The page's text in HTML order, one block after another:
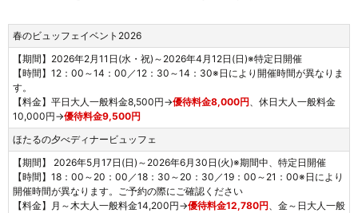
春のビュッフェイベント2026
【期間】2026年2月11日(水・祝)～2026年4月12日(日)※特定日開催
【時間】12：00～14：00／12：30～14：30※日により開催時間が異なりま
す。
【料金】平日大人一般料金8,500円→優待料金8,000円、休日大人一般料金
10,000円→優待料金9,500円
ほたるの夕べディナービュッフェ
【期間】 2026年5月17日(日)～2026年6月30日(火)※期間中、特定日開催
【時間】18：00～20：00／18：30～20：30／19：00～21：00※日により
開催時間が異なります。ご予約の際にご確認ください
【料金】月～木大人一般料金14,200円→優待料金12,780円、金～日大人一般